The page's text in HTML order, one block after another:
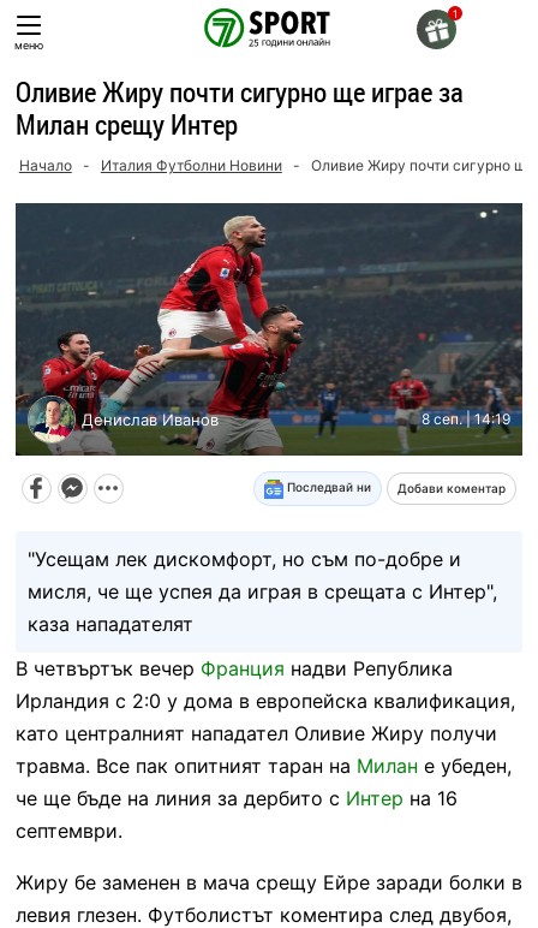
Skip
toменю
Оливие Жиру почти сигурно ще играе за
Милан срещу Интер
Начало - Италия Футболни Новини - Оливие Жиру почти сигурно
Денислав Иванов 8 сеп. | 14:19
Последвай ни Добави коментар
"Усещам лек дискомфорт, но съм по-добре и
мисля, че ще успея да играя в срещата с Интер",
каза нападателят
В четвъртък вечер Франция надви Република
Ирландия с 2:0 у дома в европейска квалификация,
като централният нападател Оливие Жиру получи
травма. Все пак опитният таран на Милан е убеден,
че ще бъде на линия за дербито с Интер на 16
септември.
Жиру бе заменен в мача срещу Ейре заради болки в
левия глезен. Футболистът коментира след двубоя,